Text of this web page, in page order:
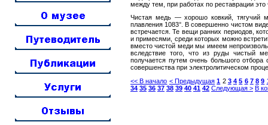
между тем, при работах по реставрации
Чистая медь — хорошо ковкий, тягучий
плавления 1083°. В совершенно чистом
встречается. Те вещи ранних периодов,
и примесями, среди которых можно
вместо чистой меди мы имеем
вследствие того, что из руды чистый
получается путем очень большого отбора
совершенства при электролитическом
<< В начало < Предыдущая 1 2 3 4 5 6 7 8 9
34 35 36 37 38 39 40 41 42 Следующая > В